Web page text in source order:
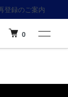
登録のご案内
0